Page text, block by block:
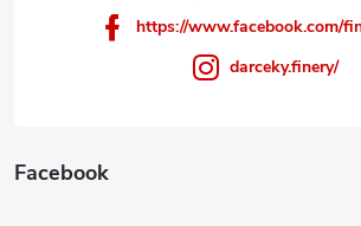
https://www.facebook.com/
darceky.finery/
Facebook